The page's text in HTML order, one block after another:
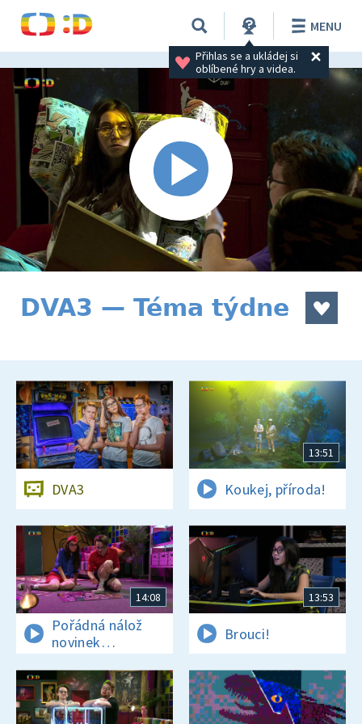
Přihlas se a ukládej si
oblíbené hry a videa.
MENU
DVA3 — Téma týdne
DVA3
13:51
Koukej, příroda!
14:08
Pořádná nálož
novinek
a zajímavostí
13:53
Brouci!